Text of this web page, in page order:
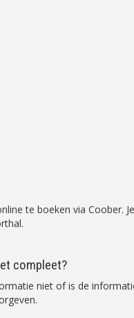
te boeken via Coober.
compleet?
niet of is de